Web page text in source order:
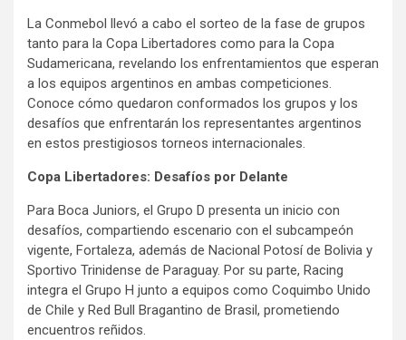
La Conmebol llevó a cabo el sorteo de la fase de grupos
tanto para la Copa Libertadores como para la Copa
Sudamericana, revelando los enfrentamientos que esperan
a los equipos argentinos en ambas competiciones.
Conoce cómo quedaron conformados los grupos y los
desafíos que enfrentarán los representantes argentinos
en estos prestigiosos torneos internacionales.
Copa Libertadores: Desafíos por Delante
Para Boca Juniors, el Grupo D presenta un inicio con
desafíos, compartiendo escenario con el subcampeón
vigente, Fortaleza, además de Nacional Potosí de Bolivia y
Sportivo Trinidense de Paraguay. Por su parte, Racing
integra el Grupo H junto a equipos como Coquimbo Unido
de Chile y Red Bull Bragantino de Brasil, prometiendo
encuentros reñidos.